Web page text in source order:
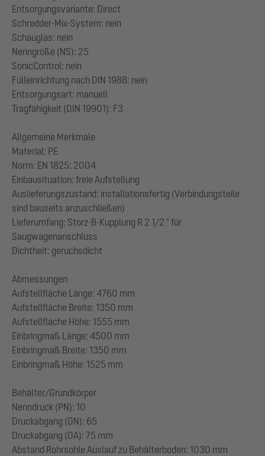
Entsorgungsvariante: Direct
Schredder-Mix-System: nein
Schauglas: nein
Nenngröße (NS): 25
SonicControl: nein
Fülleinrichtung nach DIN 1988: nein
Entsorgungsart: manuell
Tragfähigkeit (DIN 19901): F3
Allgemeine Merkmale
Material: PE
Norm: EN 1825: 2004
Einbausituation: freie Aufstellung
Auslieferungszustand: installationsfertig (Verbindungsteile
sind bauseits anzuschließen)
Lieferumfang: Storz-B-Kupplung R 2 1/2 " für
Saugwagenanschluss
Dichtheit: geruchsdicht
Abmessungen
Aufstellfläche Länge: 4760 mm
Aufstellfläche Breite: 1350 mm
Aufstellfläche Höhe: 1555 mm
Einbringmaß Länge: 4500 mm
Einbringmaß Breite: 1350 mm
Einbringmaß Höhe: 1525 mm
Behälter/Grundkörper
Nenndruck (PN): 10
Druckabgang (DN): 65
Druckabgang (DA): 75 mm
Abstand Rohrsohle Auslauf zu Behälterboden: 1030 mm